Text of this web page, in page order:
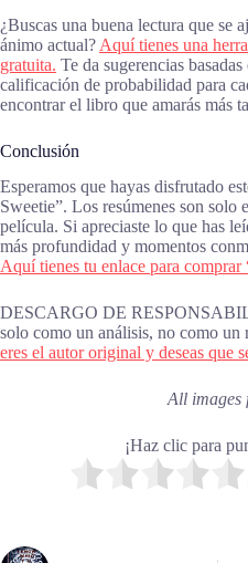
¿Buscas una buena lectura que se
ánimo actual? Aquí tienes una
gratuita. Te da sugerencias
calificación de probabilidad para
encontrar el libro que amarás más
Conclusión
Esperamos que hayas disfrutado
Sweetie”. Los resúmenes son
película. Si apreciaste lo que has
más profundidad y momentos
Aquí tienes tu enlace para
DESCARGO DE
solo como un análisis, no como un
eres el autor original y deseas que
All images
¡Haz clic para